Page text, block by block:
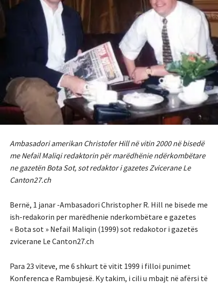
Ambasadori amerikan Christofer Hill në vitin 2000 në bisedë
me Nefail Maliqi redaktorin për marëdhënie ndërkombëtare
ne gazetën Bota Sot, sot redaktor i gazetes Zvicerane Le
Canton27.ch
Bernë, 1 janar -Ambasadori Christopher R. Hill ne bisede me
ish-redakorin per marëdhenie nderkombëtare e gazetes
« Bota sot » Nefail Maliqin (1999) sot redakotor i gazetës
zvicerane Le Canton27.ch
Para 23 viteve, me 6 shkurt të vitit 1999 i filloi punimet
Konferenca e Rambujesë. Ky takim, i cili u mbajt në afërsi të